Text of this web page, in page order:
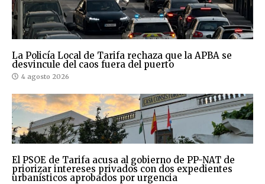
La Policía Local de Tarifa rechaza que la APBA se
desvincule del caos fuera del puerto
4 agosto 2026
El PSOE de Tarifa acusa al gobierno de PP-NAT de
priorizar intereses privados con dos expedientes
urbanísticos aprobados por urgencia